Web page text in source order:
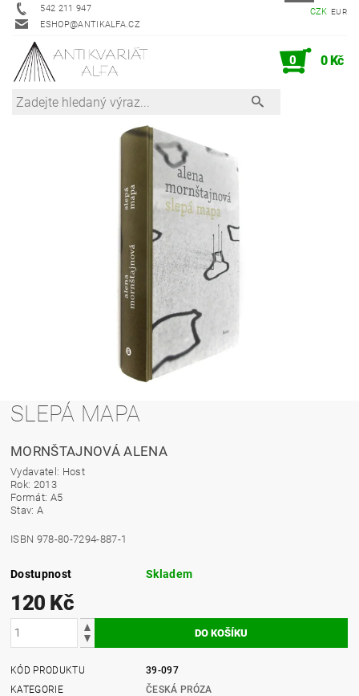
542 211 947
ESHOP@ANTIKALFA.CZ
CZK EUR
0 0 Kč
SLEPÁ MAPA
MORNŠTAJNOVÁ ALENA
Vydavatel: Host
Rok: 2013
Formát: A5
Stav: A
ISBN 978-80-7294-887-1
Dostupnost Skladem
120 Kč
KÓD PRODUKTU
39-097
KATEGORIE
ČESKÁ PRÓZA